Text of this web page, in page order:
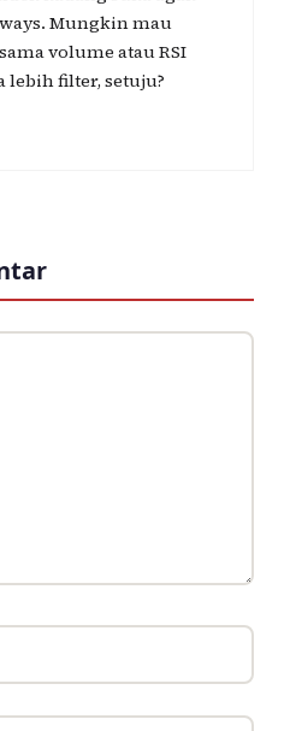
Mungkin mau
volume atau RSI
lebih filter, setuju?